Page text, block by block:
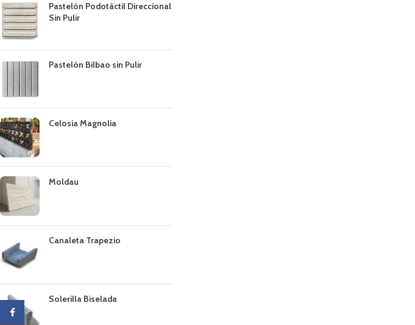
Pastelón Podotáctil Direccional
Sin Pulir
Pastelón Bilbao sin Pulir
Celosia Magnolia
Moldau
Canaleta Trapezio
Solerilla Biselada
Facebook